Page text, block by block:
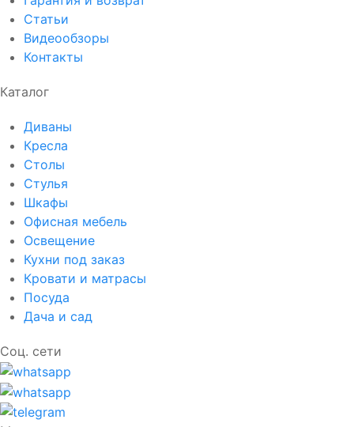
Статьи
Видеообзоры
Контакты
Каталог
Диваны
Кресла
Столы
Стулья
Шкафы
Офисная мебель
Освещение
Кухни под заказ
Кровати и матрасы
Посуда
Дача и сад
Соц. сети